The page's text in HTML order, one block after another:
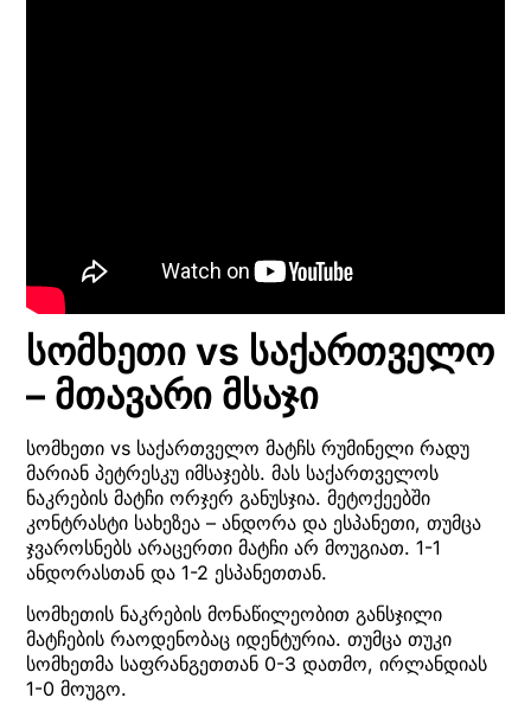
სომხეთი vs საქართველო
– მთავარი მსაჯი
სომხეთი vs საქართველო მატჩს რუმინელი რადუ
მარიან პეტრესკუ იმსაჯებს. მას საქართველოს
ნაკრების მატჩი ორჯერ განუსჯია. მეტოქეებში
კონტრასტი სახეზეა – ანდორა და ესპანეთი, თუმცა
ჯვაროსნებს არაცერთი მატჩი არ მოუგიათ. 1-1
ანდორასთან და 1-2 ესპანეთთან.
სომხეთის ნაკრების მონაწილეობით განსჯილი
მატჩების რაოდენობაც იდენტურია. თუმცა თუკი
სომხეთმა საფრანგეთთან 0-3 დათმო, ირლანდიას
1-0 მოუგო.